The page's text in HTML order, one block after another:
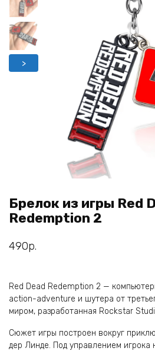
>
Брелок из игры Red
Redemption 2
490р.
Red Dead Redemption 2 —
action-adventure и шутера от
миром, разработанная Rockstar
Сюжет игры построен вокруг
дер Линде. Под управлением игрока